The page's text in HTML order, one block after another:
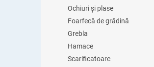
Ochiuri și plase
Foarfecă de grădină
Grebla
Hamace
Scarificatoare